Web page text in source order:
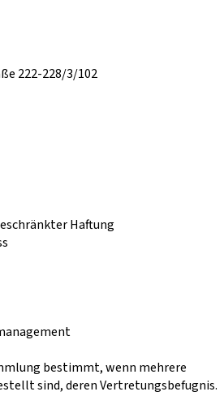
222-228/3/102
Haftung
bestimmt, wenn mehrere
sind, deren Vertretungsbefugnis.